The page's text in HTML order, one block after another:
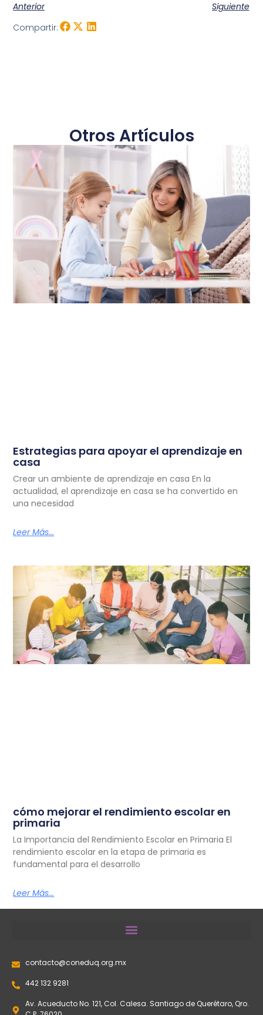
Anterior
Siguiente
Compartir:
Otros Artículos
Estrategias para apoyar el aprendizaje en
casa
Crear un ambiente de aprendizaje en casa En la
actualidad, el aprendizaje en casa se ha convertido en
una necesidad
Leer Más...
cómo mejorar el rendimiento escolar en
primaria
La Importancia del Rendimiento Escolar en Primaria El
rendimiento escolar en la etapa de primaria es
fundamental para el desarrollo
Leer Más...
contacto@coneduq.org.mx
442 132 9281
Av. Acueducto No. 121, Col. Calesa. Santiago de Querétaro, Qro.